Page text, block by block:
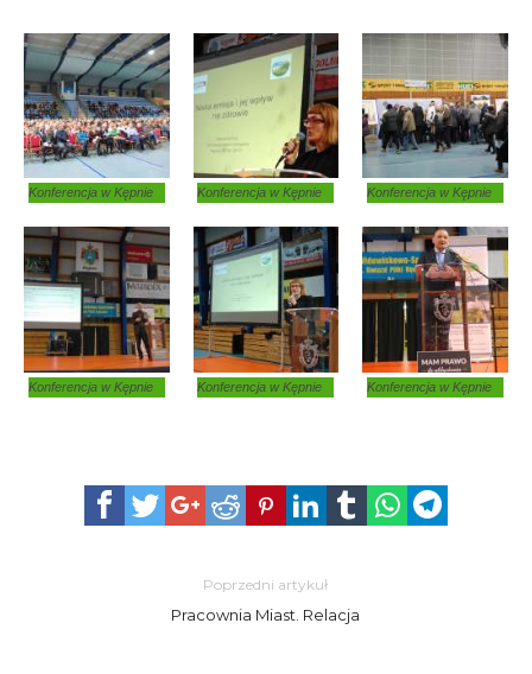
Konferencja w Kępnie Konferencja w Kępnie Konferencja w Kępnie
Konferencja w Kępnie Konferencja w Kępnie Konferencja w Kępnie
Poprzedni artykuł
Pracownia Miast. Relacja